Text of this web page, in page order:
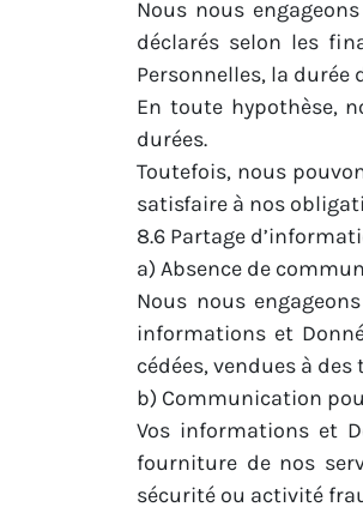
Nous nous
déclarés selon les
Personnelles, la
En toute hypothèse,
durées.
Toutefois, nous
satisfaire à nos
8.6 Partage
a) Absence de
Nous nous
informations et
cédées, vendues à
b) Communication
Vos informations et
fourniture de nos
sécurité ou activité